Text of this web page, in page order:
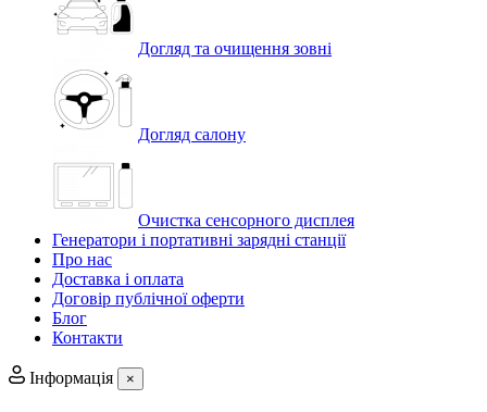
Догляд та очищення зовні
Догляд салону
Очистка сенсорного дисплея
Генератори і портативні зарядні станції
Про нас
Доставка і оплата
Договір публічної оферти
Блог
Контакти
Інформація ×